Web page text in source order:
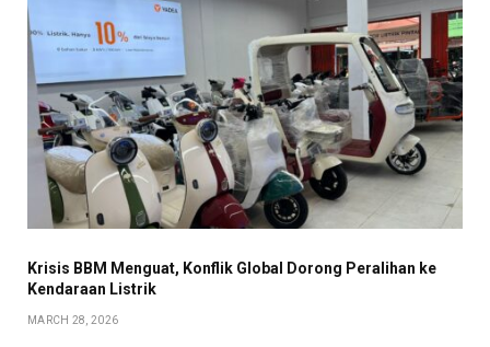
Krisis BBM Menguat, Konflik Global Dorong Peralihan ke
Kendaraan Listrik
MARCH 28, 2026